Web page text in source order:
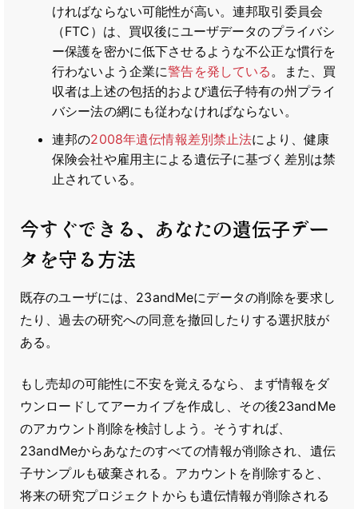
ければならない可能性が高い。連邦取引委員会
（FTC）は、買収後にユーザデータのプライバシ
ー保護を密かに低下させるような不公正な慣行を
行わないよう企業に警告を発している。また、買
収者は上述の包括的および遺伝子特有の州プライ
バシー法の網にも従わなければならない。
連邦の2008年遺伝情報差別禁止法により、健康
保険会社や雇用主による遺伝子に基づく差別は禁
止されている。
今すぐできる、あなたの遺伝子デー
タを守る方法
既存のユーザには、23andMeにデータの削除を要求し
たり、過去の研究への同意を撤回したりする選択肢が
ある。
もし売却の可能性に不安を覚えるなら、まず情報をダ
ウンロードしてアーカイブを作成し、その後23andMe
のアカウント削除を検討しよう。そうすれば、
23andMeからあなたのすべての情報が削除され、遺伝
子サンプルも破棄される。アカウントを削除すると、
将来の研究プロジェクトからも遺伝情報が削除される